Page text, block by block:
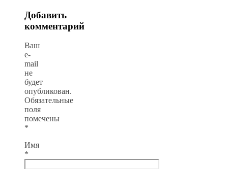
Добавить
комментарий
Ваш
e-
mail
не
будет
опубликован.
Обязательные
поля
помечены
*
Имя
*